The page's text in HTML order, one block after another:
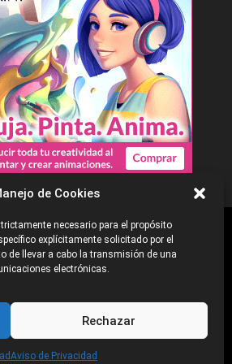
de Cookies
necesario para el propósito
explícitamente solicitado por el
de llevar a cabo la transmisión de una
electrónicas.
Rechazar
Aviso de Privacidad
©2026 Industria Networks